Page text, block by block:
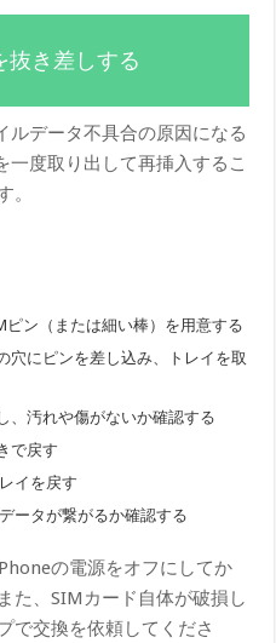
抜き差しする
ルデータ不具合の原因になる
一度取り出して再挿入するこ
。
ン（または細い棒）を用意する
穴にピンを差し込み、トレイを取
、汚れや傷がないか確認する
で戻す
イを戻す
ータが繋がるか確認する
の電源をオフにしてか
た、SIMカード自体が破損し
で交換を依頼してくださ